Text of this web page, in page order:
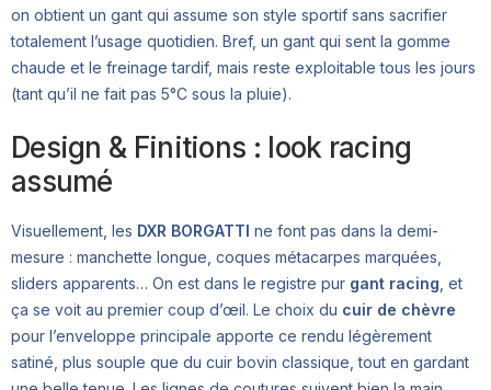
on obtient un gant qui assume son style sportif sans sacrifier
totalement l’usage quotidien. Bref, un gant qui sent la gomme
chaude et le freinage tardif, mais reste exploitable tous les jours
(tant qu’il ne fait pas 5°C sous la pluie).
Design & Finitions : look racing
assumé
Visuellement, les DXR BORGATTI ne font pas dans la demi-
mesure : manchette longue, coques métacarpes marquées,
sliders apparents… On est dans le registre pur gant racing , et
ça se voit au premier coup d’œil. Le choix du cuir de chèvre
pour l’enveloppe principale apporte ce rendu légèrement
satiné, plus souple que du cuir bovin classique, tout en gardant